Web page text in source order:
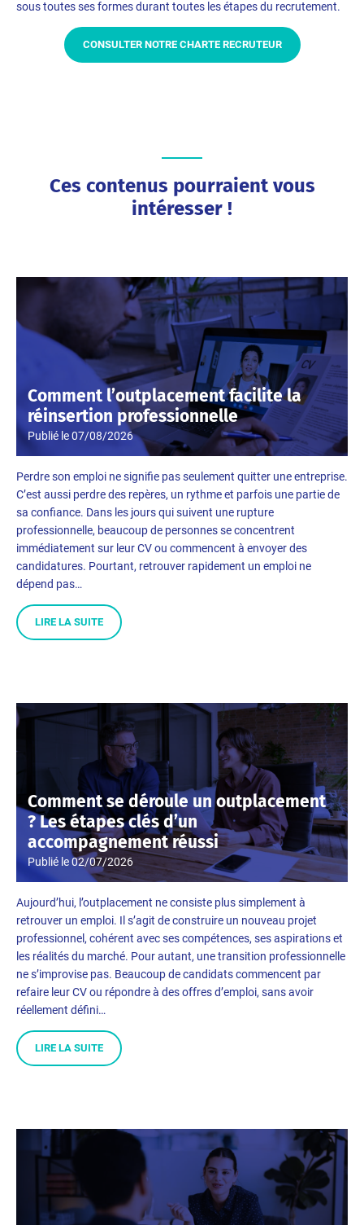
sous toutes ses formes durant toutes les étapes du recrutement.
CONSULTER NOTRE CHARTE RECRUTEUR
Ces contenus pourraient vous
intéresser !
Comment l’outplacement facilite la
réinsertion professionnelle
Publié le07/08/2026
Perdre son emploi ne signifie pas seulement quitter une entreprise.
C’est aussi perdre des repères, un rythme et parfois une partie de
sa confiance. Dans les jours qui suivent une rupture
professionnelle, beaucoup de personnes se concentrent
immédiatement sur leur CV ou commencent à envoyer des
candidatures. Pourtant, retrouver rapidement un emploi ne
dépend pas…
LIRE LA SUITE
Comment se déroule un outplacement
? Les étapes clés d’un
accompagnement réussi
Publié le02/07/2026
Aujourd’hui, l’outplacement ne consiste plus simplement à
retrouver un emploi. Il s’agit de construire un nouveau projet
professionnel, cohérent avec ses compétences, ses aspirations et
les réalités du marché. Pour autant, une transition professionnelle
ne s’improvise pas. Beaucoup de candidats commencent par
refaire leur CV ou répondre à des offres d’emploi, sans avoir
réellement défini…
LIRE LA SUITE